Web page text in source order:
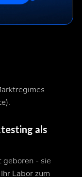
als
- sie
Labor zum